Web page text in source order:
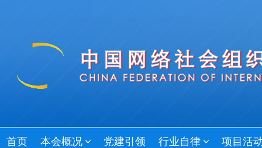
首页 本会概况 党建引领 行业自律 项目活